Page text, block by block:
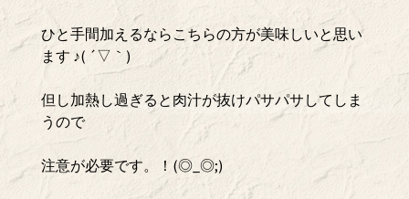
ひと手間加えるならこちらの方が美味しいと思い
ます ♪( ´▽｀)
但し加熱し過ぎると肉汁が抜けパサパサしてしま
うので
注意が必要です。！(◎_◎;)